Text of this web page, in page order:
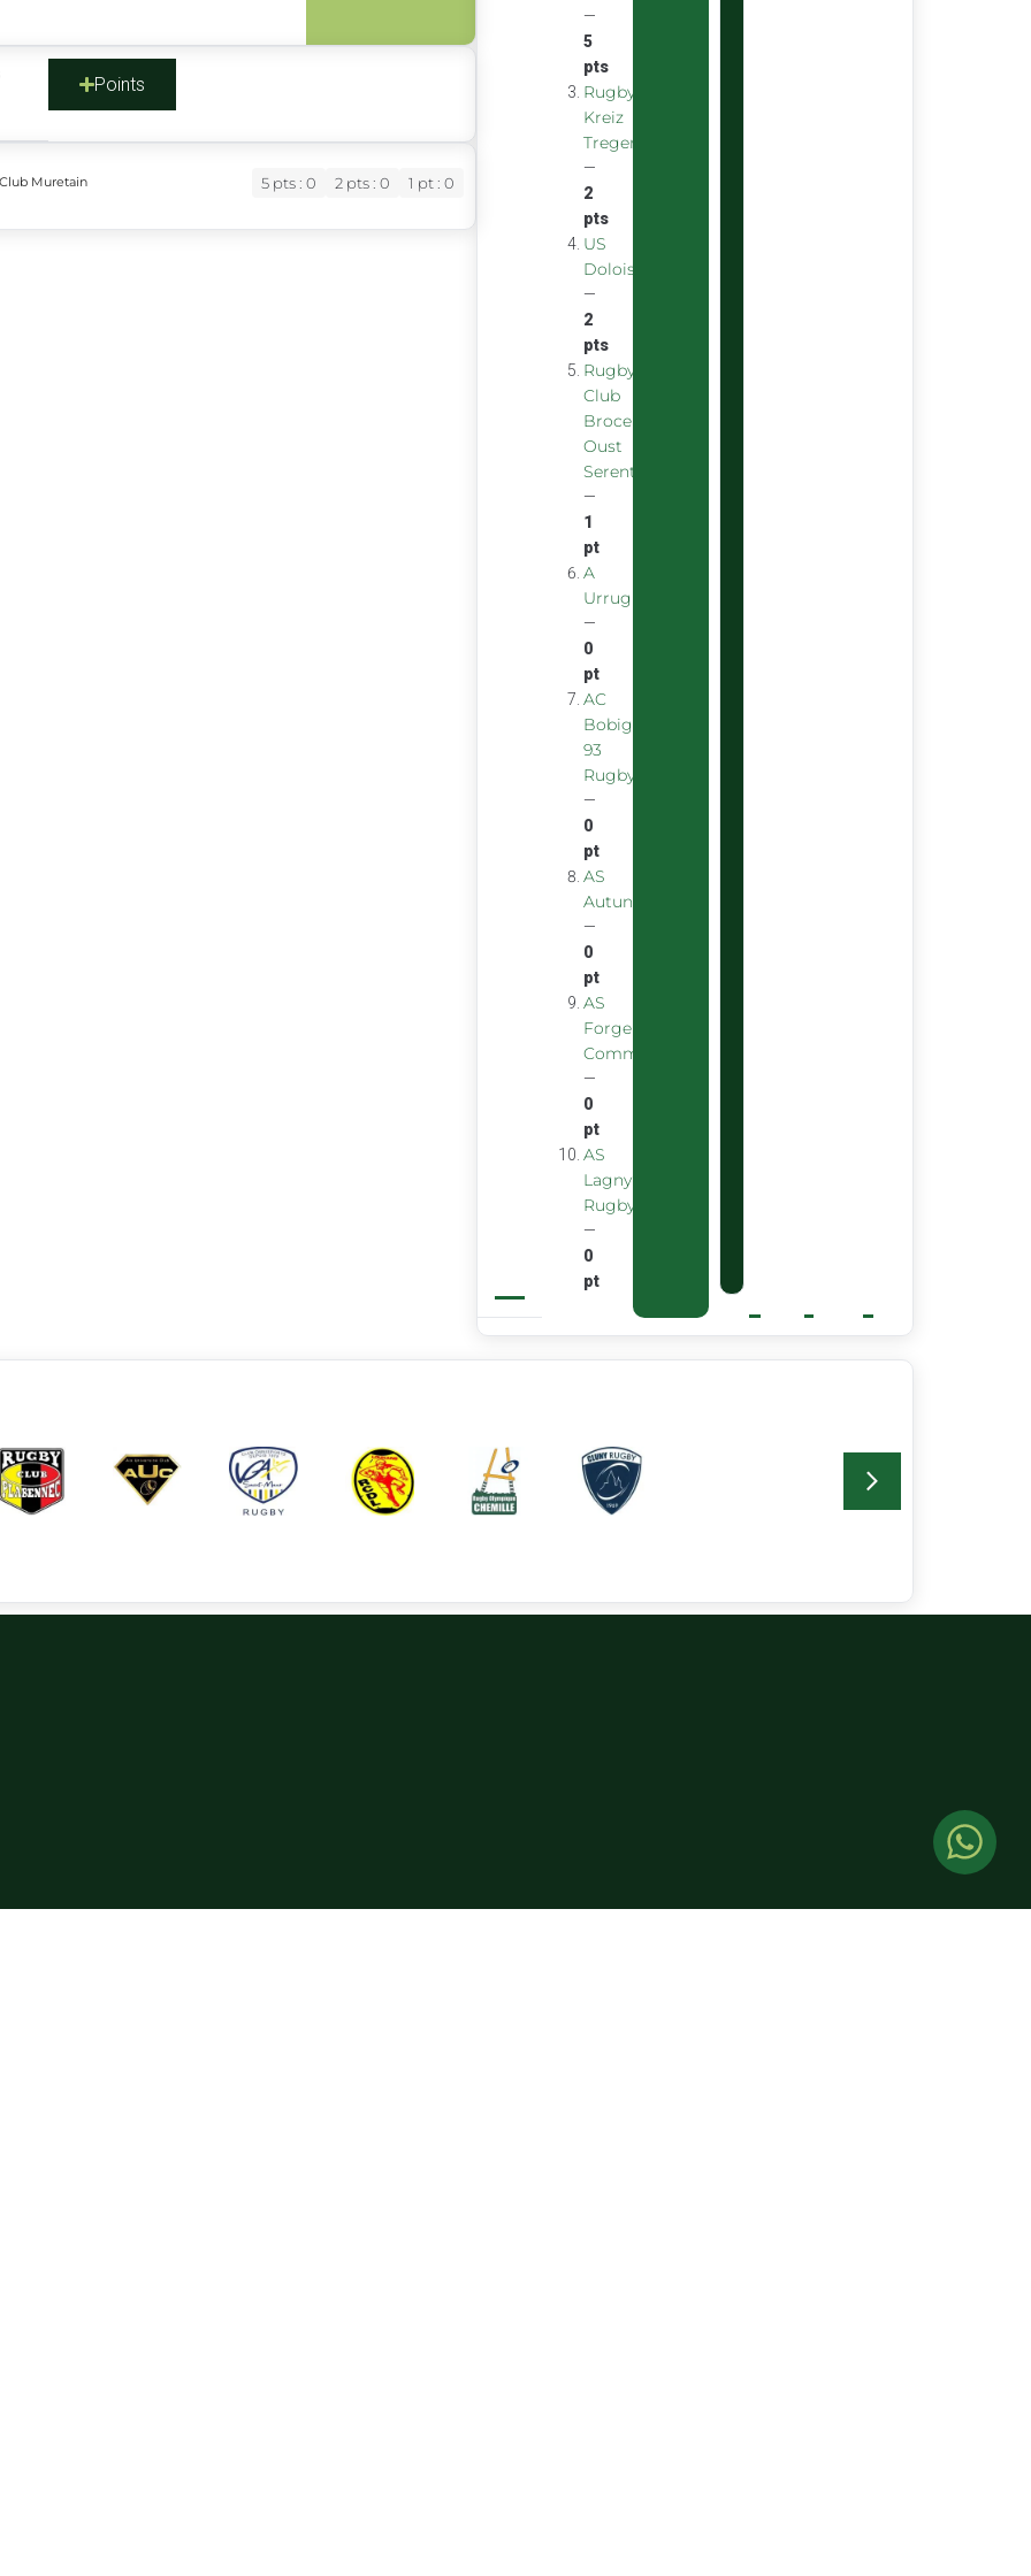
Points
5 pts : 0 2 pts : 0 1 pt : 0
Muretain
—
5
pts
Rugby
Kreiz
Treger
—
2
pts
US
Doloise
—
2
pts
Rugby
Club
Broceliande
Oust
Serent
—
1
pt
A
Urrugnarrak
—
0
pt
AC
Bobigny
93
Rugby
—
0
pt
AS
Autunoise
—
0
pt
AS
Forgeron
Commentryens
—
0
pt
AS
Lagny
Rugby
—
0
pt